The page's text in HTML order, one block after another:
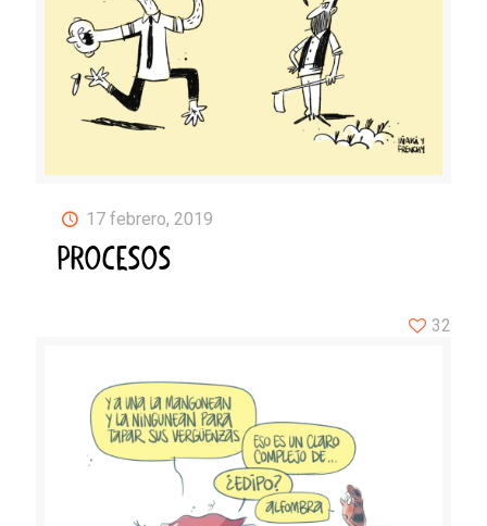
17 febrero, 2019
PROCESOS
32